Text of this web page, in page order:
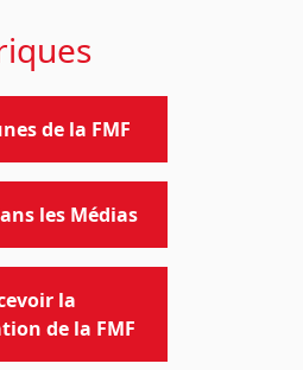
de la FMF
les Médias
la
de la FMF